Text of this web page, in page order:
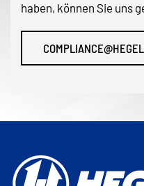
haben, können Sie uns